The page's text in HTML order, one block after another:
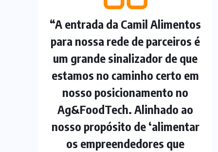
“A entrada da Camil Alimentos
para nossa rede de parceiros é
um grande sinalizador de que
estamos no caminho certo em
nosso posicionamento no
Ag&FoodTech. Alinhado ao
nosso propósito de ‘alimentar
os empreendedores que